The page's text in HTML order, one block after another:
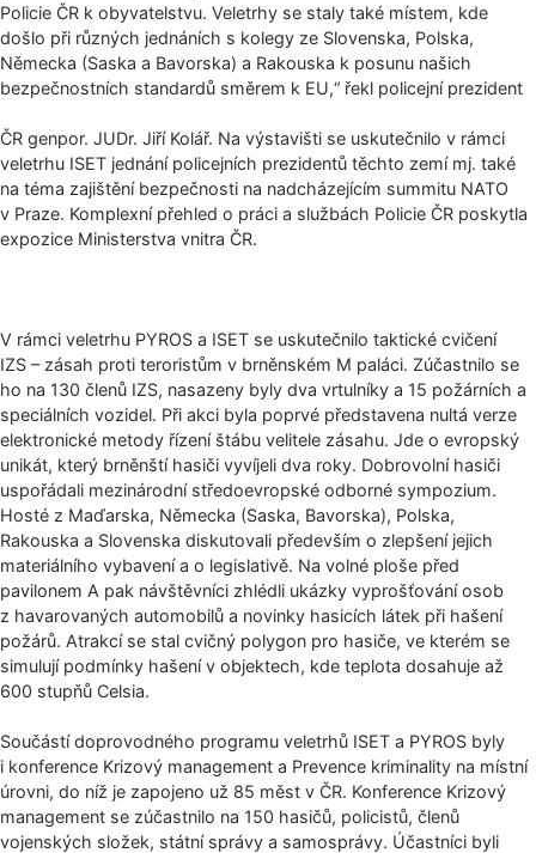
Policie ČR k obyvatelstvu. Veletrhy se staly také místem, kde
došlo při různých jednáních s kolegy ze Slovenska, Polska,
Německa (Saska a Bavorska) a Rakouska k posunu našich
bezpečnostních standardů směrem k EU,“ řekl policejní prezident
ČR genpor. JUDr. Jiří Kolář. Na výstavišti se uskutečnilo v rámci
veletrhu ISET jednání policejních prezidentů těchto zemí mj. také
na téma zajištění bezpečnosti na nadcházejícím summitu NATO
v Praze. Komplexní přehled o práci a službách Policie ČR poskytla
expozice Ministerstva vnitra ČR.
V rámci veletrhu PYROS a ISET se uskutečnilo taktické cvičení
IZS – zásah proti teroristům v brněnském M paláci. Zúčastnilo se
ho na 130 členů IZS, nasazeny byly dva vrtulníky a 15 požárních a
speciálních vozidel. Při akci byla poprvé představena nultá verze
elektronické metody řízení štábu velitele zásahu. Jde o evropský
unikát, který brněnští hasiči vyvíjeli dva roky. Dobrovolní hasiči
uspořádali mezinárodní středoevropské odborné sympozium.
Hosté z Maďarska, Německa (Saska, Bavorska), Polska,
Rakouska a Slovenska diskutovali především o zlepšení jejich
materiálního vybavení a o legislativě. Na volné ploše před
pavilonem A pak návštěvníci zhlédli ukázky vyprošťování osob
z havarovaných automobilů a novinky hasicích látek při hašení
požárů. Atrakcí se stal cvičný polygon pro hasiče, ve kterém se
simulují podmínky hašení v objektech, kde teplota dosahuje až
600 stupňů Celsia.
Součástí doprovodného programu veletrhů ISET a PYROS byly
i konference Krizový management a Prevence kriminality na místní
úrovni, do níž je zapojeno už 85 měst v ČR. Konference Krizový
management se zúčastnilo na 150 hasičů, policistů, členů
vojenských složek, státní správy a samosprávy. Účastníci byli